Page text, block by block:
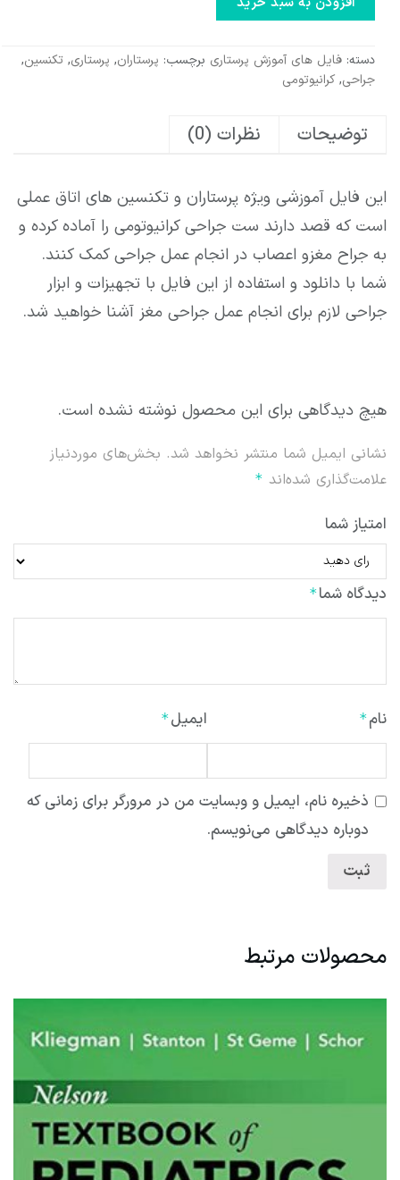
دسته: فایل های آموزش پرستاری برچسب: پرستاران, پرستاری, تکنسین,
جراحی, کرانیوتومی
توضیحات نظرات (0)
این فایل آموزشی ویژه پرستاران و تکنسین های اتاق عملی
است که قصد دارند ست جراحی کرانیوتومی را آماده کرده و
به جراح مغزو اعصاب در انجام عمل جراحی کمک کنند.
شما با دانلود و استفاده از این فایل با تجهیزات و ابزار
جراحی لازم برای انجام عمل جراحی مغز آشنا خواهید شد.
هیچ دیدگاهی برای این محصول نوشته نشده است.
نشانی ایمیل شما منتشر نخواهد شد. بخش‌های موردنیاز
علامت‌گذاری شده‌اند *
امتیاز شما
دیدگاه شما*
نام* ایمیل*
ذخیره نام، ایمیل و وبسایت من در مرورگر برای زمانی که
دوباره دیدگاهی می‌نویسم.
محصولات مرتبط